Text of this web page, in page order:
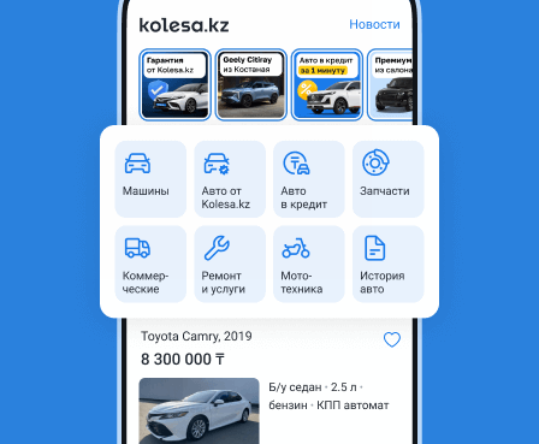
Toyota Camry 2018 года
13 800 000 ₸
Объявление находится в архиве и может быть
Алматы, Алматинская
2017 - 2021 XV70
Седан
Объем двигателя, л